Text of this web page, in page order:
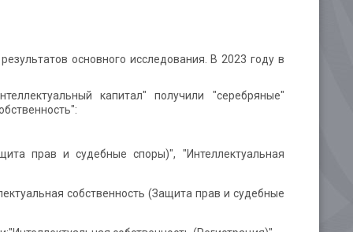
основного исследования. В 2023 году в
капитал" получили "серебряные"
прав и судебные споры)", "Интеллектуальная
собственность (Защита прав и судебные